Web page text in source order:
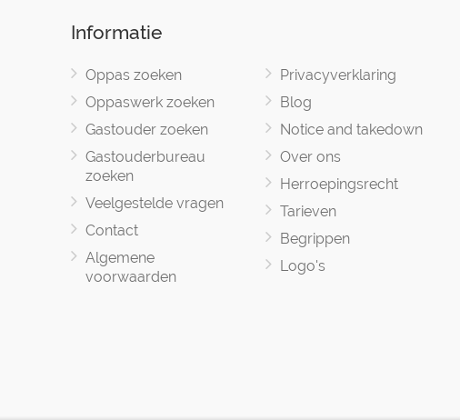
Informatie
Oppas zoeken
Oppaswerk zoeken
Gastouder zoeken
Gastouderbureau
zoeken
Veelgestelde vragen
Contact
Algemene
voorwaarden
Privacyverklaring
Blog
Notice and takedown
Over ons
Herroepingsrecht
Tarieven
Begrippen
Logo's